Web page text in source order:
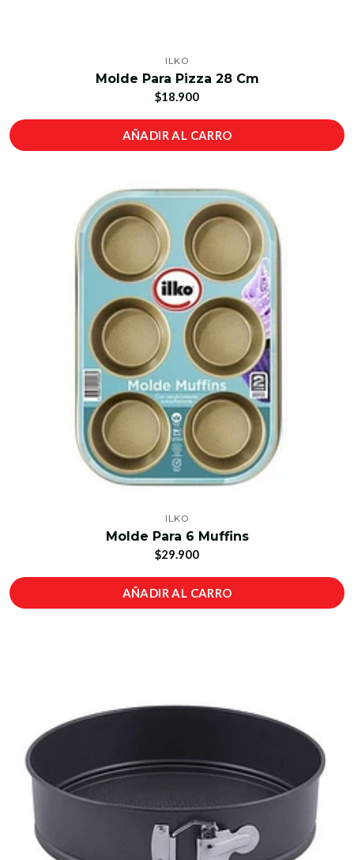
ILKO
Molde Para Pizza 28 Cm
$18.900
AÑADIR AL CARRO
ILKO
Molde Para 6 Muffins
$29.900
AÑADIR AL CARRO